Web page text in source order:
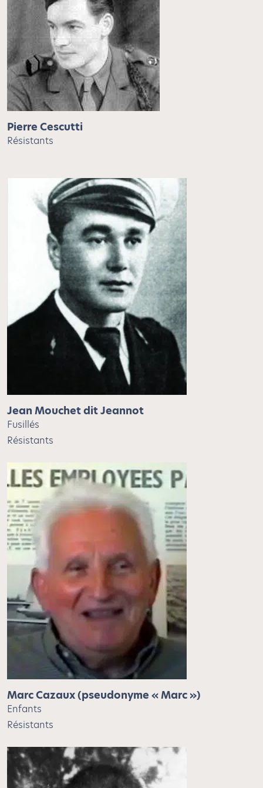
Pierre Cescutti
Résistants
Jean Mouchet dit Jeannot
Fusillés
Résistants
Marc Cazaux (pseudonyme « Marc »)
Enfants
Résistants